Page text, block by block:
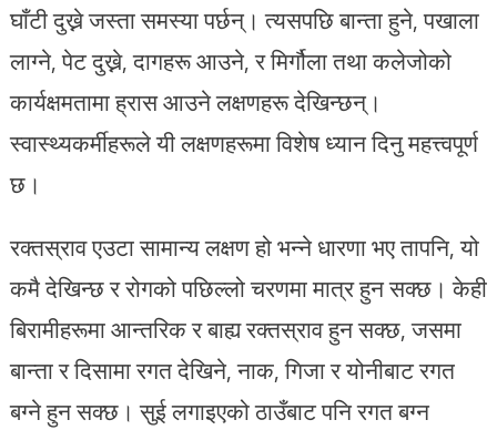
घाँटी दुख्ने जस्ता समस्या पर्छन्। त्यसपछि बान्ता हुने, पखाला
लाग्ने, पेट दुख्ने, दागहरू आउने, र मिर्गौला तथा कलेजोको
कार्यक्षमतामा ह्रास आउने लक्षणहरू देखिन्छन्।
स्वास्थ्यकर्मीहरूले यी लक्षणहरूमा विशेष ध्यान दिनु महत्त्वपूर्ण
छ।
रक्तस्राव एउटा सामान्य लक्षण हो भन्ने धारणा भए तापनि, यो
कमै देखिन्छ र रोगको पछिल्लो चरणमा मात्र हुन सक्छ। केही
बिरामीहरूमा आन्तरिक र बाह्य रक्तस्राव हुन सक्छ, जसमा
बान्ता र दिसामा रगत देखिने, नाक, गिजा र योनीबाट रगत
बग्ने हुन सक्छ। सुई लगाइएको ठाउँबाट पनि रगत बग्न